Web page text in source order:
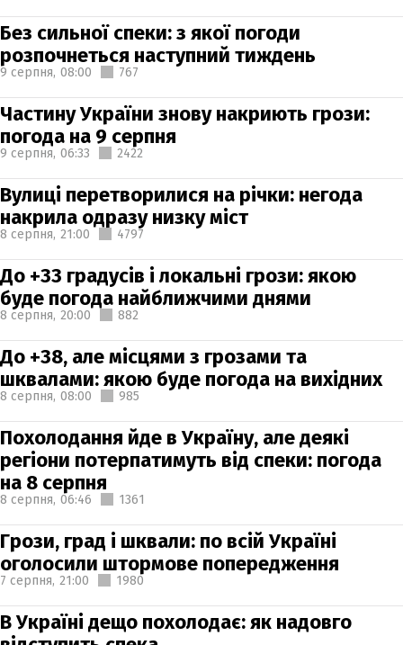
Без сильної спеки: з якої погоди
розпочнеться наступний тиждень
9 серпня, 08:00 767
Частину України знову накриють грози:
погода на 9 серпня
9 серпня, 06:33 2422
Вулиці перетворилися на річки: негода
накрила одразу низку міст
8 серпня, 21:00 4797
До +33 градусів і локальні грози: якою
буде погода найближчими днями
8 серпня, 20:00 882
До +38, але місцями з грозами та
шквалами: якою буде погода на вихідних
8 серпня, 08:00 985
Похолодання йде в Україну, але деякі
регіони потерпатимуть від спеки: погода
на 8 серпня
8 серпня, 06:46 1361
Грози, град і шквали: по всій Україні
оголосили штормове попередження
7 серпня, 21:00 1980
В Україні дещо похолодає: як надовго